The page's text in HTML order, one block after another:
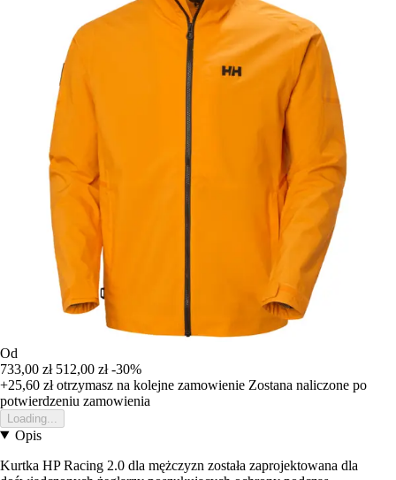
Od
733,00 zł 512,00 zł -30%
+25,60 złotrzymasz na kolejne zamowienie Zostana naliczone po
potwierdzeniu zamowienia
Loading...
Opis
Kurtka HP Racing 2.0 dla mężczyzn została zaprojektowana dla